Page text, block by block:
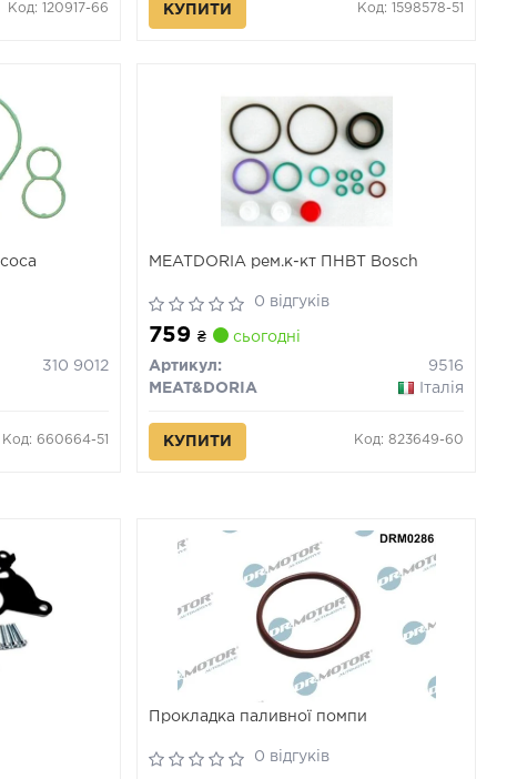
Код: 120917-66 КУПИТИ Код: 1598578-51
310 9012
Код: 660664-51
MEATDORIA рем.к-кт ПНВТ Bosch
0 відгуків
759₴ сьогодні
Артикул:
9516
MEAT&DORIA
Італія
КУПИТИ Код: 823649-60
Прокладка паливної помпи
0 відгуків